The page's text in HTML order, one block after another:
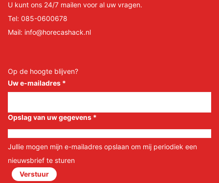
U kunt ons 24/7 mailen voor al uw vragen.
Tel: 085-0600678
Mail: info@horecashack.nl
Op de hoogte blijven?
Uw e-mailadres *
Opslag van uw gegevens *
Jullie mogen mijn e-mailadres opslaan om mij periodiek een
nieuwsbrief te sturen
Verstuur